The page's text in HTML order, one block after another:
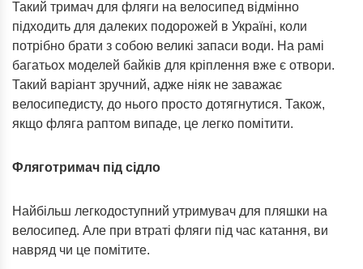
Такий тримач для фляги на велосипед відмінно
підходить для далеких подорожей в Україні, коли
потрібно брати з собою великі запаси води. На рамі
багатьох моделей байків для кріплення вже є отвори.
Такий варіант зручний, адже ніяк не заважає
велосипедисту, до нього просто дотягнутися. Також,
якщо фляга раптом випаде, це легко помітити.
Фляготримач під сідло
Найбільш легкодоступний утримувач для пляшки на
велосипед. Але при втраті фляги під час катання, ви
навряд чи це помітите.